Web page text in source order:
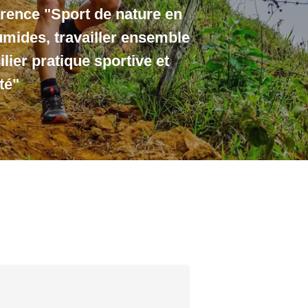
"Sport de nature en
travailler ensemble
pratique sportive et